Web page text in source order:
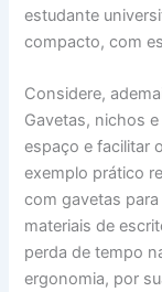
estudante
compacto, com
Considere,
Gavetas, nichos
espaço e facilitar
exemplo prático
com gavetas
materiais de
perda de tempo
ergonomia, por